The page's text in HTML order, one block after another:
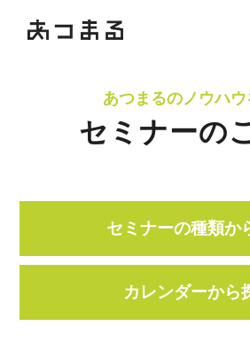
あつまるのノウハウ
セミナーの
セミナーの種類か
カレンダーから